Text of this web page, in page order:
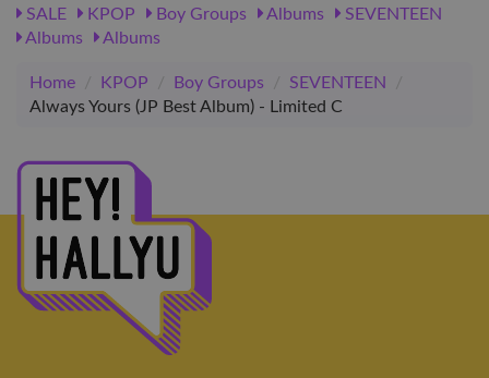
SALE
KPOP Boy Groups Albums
SEVENTEEN
Albums
Albums
Home / KPOP / Boy Groups / SEVENTEEN
/
Always Yours (JP Best Album) - Limited C